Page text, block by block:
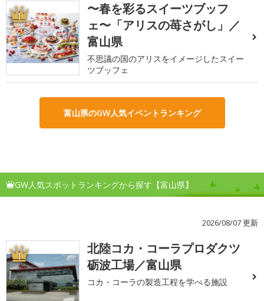
1
〜春を彩るスイーツブッフ
ェ〜「アリスの苺さがし」／
富山県
不思議の国のアリスをイメージしたスイー
ツブッフェ
富山県のGW人気イベントランキング
GW人気スポットランキングから探す【富山県】
2026/08/07 更新
1
北陸コカ・コーラプロダクツ
砺波工場／富山県
コカ・コーラの製造工程を学べる施設